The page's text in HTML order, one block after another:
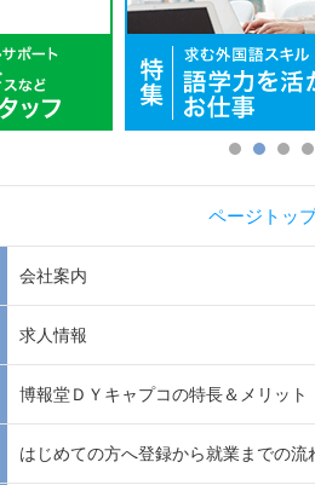
ページトッ
会社案内
求人情報
博報堂ＤＹキャプコの特長＆メリット
はじめての方へ登録から就業までの流